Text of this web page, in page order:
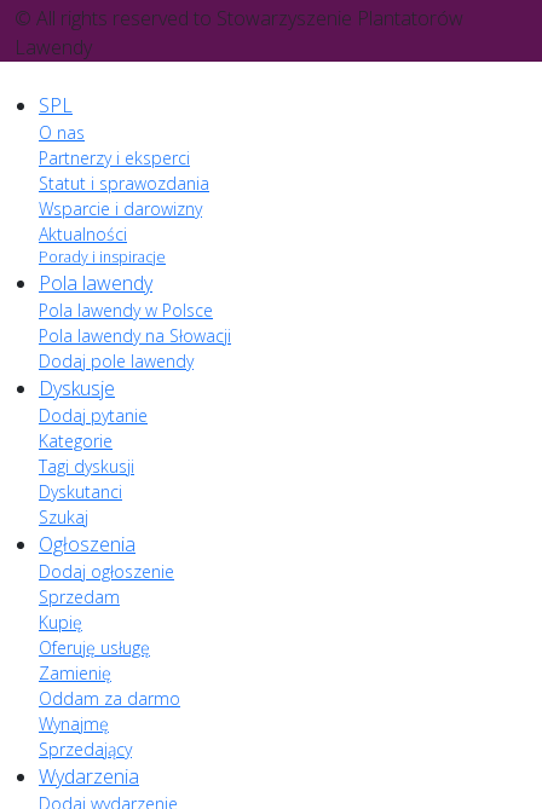
© All rights reserved to Stowarzyszenie Plantatorów
Lawendy
SPL
O nas
Partnerzy i eksperci
Statut i sprawozdania
Wsparcie i darowizny
Aktualności
Porady i inspiracje
Pola lawendy
Pola lawendy w Polsce
Pola lawendy na Słowacji
Dodaj pole lawendy
Dyskusje
Dodaj pytanie
Kategorie
Tagi dyskusji
Dyskutanci
Szukaj
Ogłoszenia
Dodaj ogłoszenie
Sprzedam
Kupię
Oferuję usługę
Zamienię
Oddam za darmo
Wynajmę
Sprzedający
Wydarzenia
Dodaj wydarzenie